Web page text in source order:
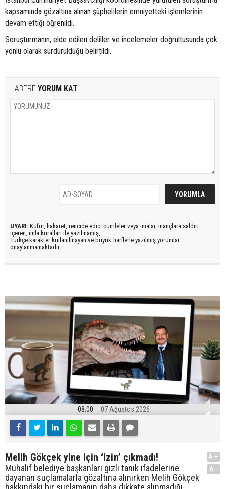
kapsamında gözaltına alınan şüphelilerin emniyetteki işlemlerinin
devam ettiği öğrenildi.
Soruşturmanın, elde edilen deliller ve incelemeler doğrultusunda çok
yönlü olarak sürdürüldüğü belirtildi.
HABERE YORUM KAT
UYARI: Küfür, hakaret, rencide edici cümleler veya imalar, inançlara saldırı
içeren, imla kuralları ile yazılmamış,
Türkçe karakter kullanılmayan ve büyük harflerle yazılmış yorumlar
onaylanmamaktadır.
08:00 07 Ağustos 2026
Melih Gökçek yine için ‘izin’ çıkmadı!
Muhalif belediye başkanları gizli tanık ifadelerine
dayanan suçlamalarla gözaltına alınırken Melih Gökçek
A+
A-